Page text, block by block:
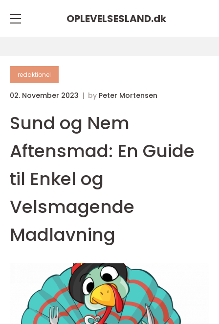
OPLEVELSESLAND.dk
redaktionel
02. November 2023 by Peter Mortensen
Sund og Nem
Aftensmad: En Guide
til Enkel og
Velsmagende
Madlavning